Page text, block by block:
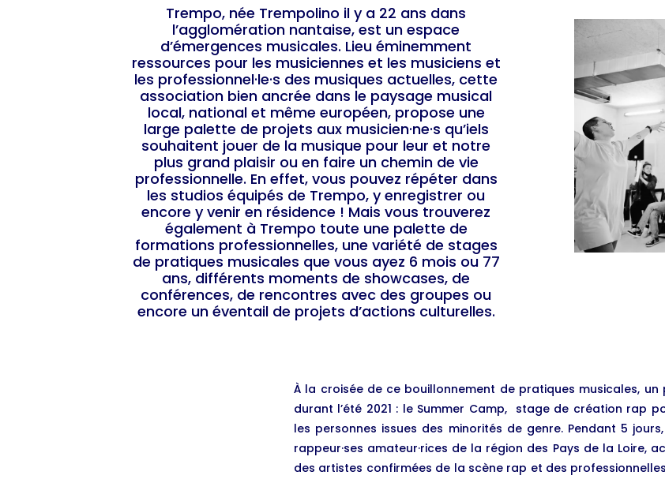
Trempo, née Trempolino il y a 22 ans dans
l’agglomération nantaise, est un espace
d’émergences musicales. Lieu éminemment
ressources pour les musiciennes et les musiciens et
les professionnel·le·s des musiques actuelles, cette
association bien ancrée dans le paysage musical
local, national et même européen, propose une
large palette de projets aux musicien·ne·s qu’iels
souhaitent jouer de la musique pour leur et notre
plus grand plaisir ou en faire un chemin de vie
professionnelle. En effet, vous pouvez répéter dans
les studios équipés de Trempo, y enregistrer ou
encore y venir en résidence ! Mais vous trouverez
également à Trempo toute une palette de
formations professionnelles, une variété de stages
de pratiques musicales que vous ayez 6 mois ou 77
ans, différents moments de showcases, de
conférences, de rencontres avec des groupes ou
encore un éventail de projets d’actions culturelles.
À la croisée de ce bouillonnement de pratiques musicales, un
durant l’été 2021 : le Summer Camp, stage de création rap
les personnes issues des minorités de genre. Pendant 5
rappeur·ses amateur·rices de la région des Pays de la Loire,
des artistes confirmées de la scène rap et des